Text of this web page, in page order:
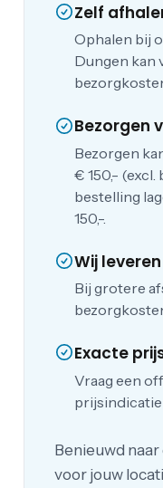
Zelf
Ophalen bij
Dungen kan
Bezorgen
Bezorgen
€ 150,- (excl.
bestelling
150,-.
Wij
Bij grotere
Exacte
Vraag een
Benieuwd
voor jouw